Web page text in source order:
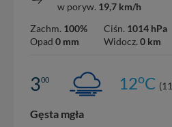
w poryw. 19,7 km/h
Zachm. 100%
Opad 0 mm
Ciśn. 1014 hPa
Widocz. 0 km
300 12oC (11
Gęsta mgła